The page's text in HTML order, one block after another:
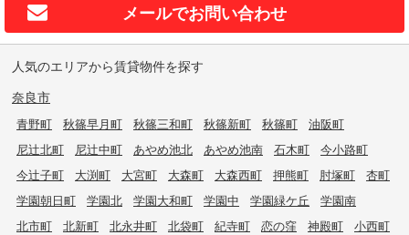
メールでお問い合わせ
人気のエリアから賃貸物件を探す
奈良市
青野町 秋篠早月町 秋篠三和町 秋篠新町 秋篠町
油阪町
尼辻北町
尼辻中町 あやめ池北 あやめ池南 石木町
今小路町
今辻子町
大渕町 大宮町 大森町 大森西町 押熊町 肘塚町
杏町
学園朝日町
学園北 学園大和町 学園中 学園緑ケ丘
学園南
北市町
北新町 北永井町 北袋町 紀寺町 恋の窪 神殿町
小西町